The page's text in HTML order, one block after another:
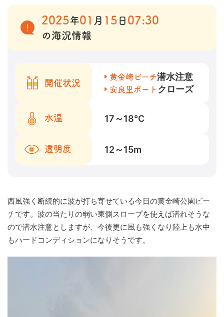
2025年01 月 15 日 07:30
の海況情報
開催状況
黄金崎ビーチ潜水注意
安良里ボート クローズ
水温 17～18℃
透明度 12～15m
西風強く断続的に波が打ち寄せている今日の黄金崎公園ビー
チです。波の当たりの弱い東側スロープを使えば潜れそうな
ので潜水注意としますが、今後更に風も強くなり陸上も水中
もハードコンディションになりそうです。